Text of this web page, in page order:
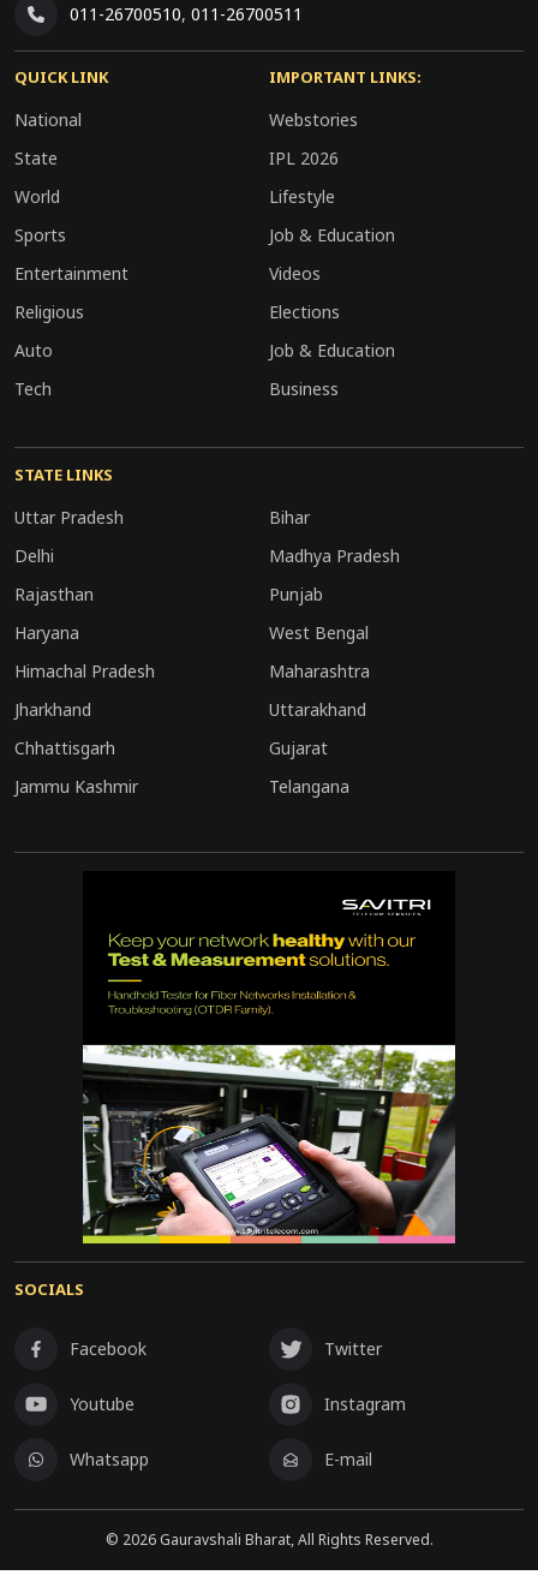
011-26700510, 011-26700511
QUICK LINK
National
State
World
Sports
Entertainment
Religious
Auto
Tech
IMPORTANT LINKS:
Webstories
IPL 2026
Lifestyle
Job & Education
Videos
Elections
Job & Education
Business
STATE LINKS
Uttar Pradesh
Bihar
Delhi
Madhya Pradesh
Rajasthan
Punjab
Haryana
West Bengal
Himachal Pradesh
Maharashtra
Jharkhand
Uttarakhand
Chhattisgarh
Gujarat
Jammu Kashmir
Telangana
SOCIALS
Facebook Twitter
Youtube Instagram
Whatsapp E-mail
© 2026Gauravshali Bharat, All Rights Reserved.